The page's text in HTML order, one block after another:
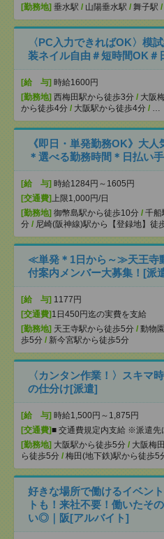
[勤務地] 垂水駅 / 山陽垂水駅 / 舞子駅 /
〈PC入力できればOK〉模
装ネイル自由＃短時間OK＃
[給 与] 時給1600円
[勤務地] 西梅田駅から徒歩3分 / 大阪
から徒歩4分 / 大阪駅から徒歩4分 / …
《即日・単発勤務OK》大
＊選べる勤務時間＊日払い
[給 与] 時給1284円～1605円
[交通費] 上限1,000円/日
[勤務地] 御幣島駅から徒歩10分 / 千船
分 / 尼崎(阪神線)駅から【登録地】徒
≪単発＊1日から～≫天王寺
付案内メンバー大募集！[派
[給 与] 1177円
[交通費] 1日450円迄の実費を支給
[勤務地] 天王寺駅から徒歩5分 / 動物
歩5分 / 新今宮駅から徒歩5分
〈カンタン作業！〉スキマ
の仕分け[派遣]
[給 与] 時給1,500円～1,875円
[交通費]■ 交通費規定内支給 ※派遣先
[勤務地] 大阪駅から徒歩5分 / 大阪梅
ら徒歩5分 / 梅田(地下鉄)駅から徒歩5
好きな場所で働けるイベン
トも！来社不要！働いたそ
い◎｜阪[アルバイト]